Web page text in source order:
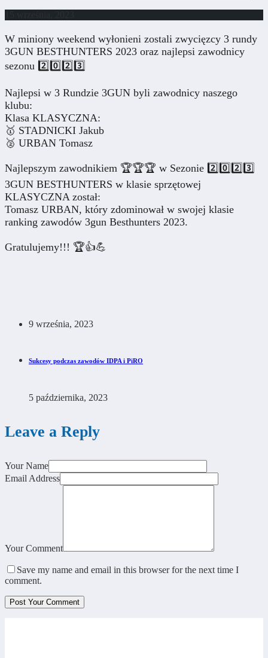
W miniony weekend wyłonieni zostali zwycięzcy 3️ rundy
3GUN BESTHUNTERS 2023 oraz najlepsi zawodnicy
sezonu 2️⃣0️⃣2️⃣3️⃣
Najlepsi w 3 Rundzie 3GUN byli zawodnicy naszego
klubu:
Klasa KLASYCZNA:
🥇 STADNICKI Jakub
🥈 URBAN Tomasz
Najlepszym zawodnikiem 🏆🏆🏆 w Sezonie 2️⃣0️⃣2️⃣3️⃣
3GUN BESTHUNTERS w klasie sprzętowej
KLASYCZNA został:
Tomasz URBAN, który zdominował w swojej klasie
ranking zawodów 3gun Besthunters 2023.
Gratulujemy!!! 🏆👍💪
9 września, 2023
Sukcesy podczas zawodów IDPA i PiRO
5 października, 2023
Leave a Reply
Your Name
Email Address
Your Comment
Save my name and email in this browser for the next time I
comment.